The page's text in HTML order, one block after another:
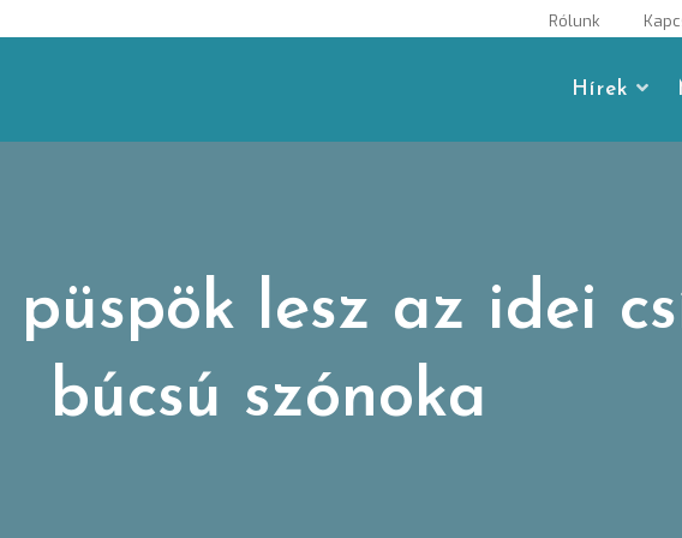
Rólunk
Hírek
püspök lesz az idei
búcsú szónoka